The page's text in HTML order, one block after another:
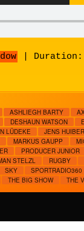
ASHLIEGH BARTY
DESHAUN WATSON
LÜDEKE
JENS HUIBER
MARKUS GAUPP
PRODUCER JUNIOR
STELZL
RUGBY
SKY
SPORTRADIO360
THE BIG SHOW THE